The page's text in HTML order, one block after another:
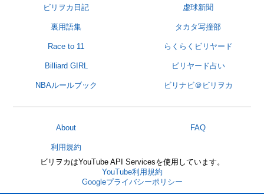
ビリヲカ日記 虚球新聞
裏用語集 タカタ写撞部
Race to 11 らくらくビリヤード
Billiard GIRL ビリヤード占い
NBAルールブック ビリナビ＠ビリヲカ
About FAQ
利用規約
ビリヲカはYouTube API Servicesを使用しています。
YouTube利用規約
Googleプライバシーポリシー